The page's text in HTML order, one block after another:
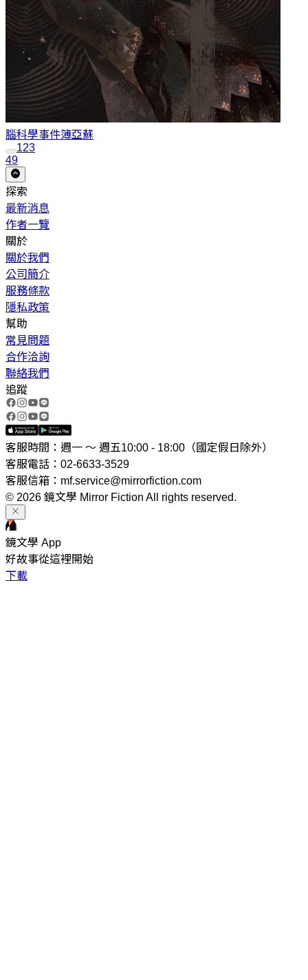
腦科學事件簿亞蘇
123
49
探索
最新消息
作者一覽
關於
關於我們
公司簡介
服務條款
隱私政策
幫助
常見問題
合作洽詢
聯絡我們
追蹤
客服時間：週一 ～ 週五10:00 - 18:00（國定假日除外）
客服電話：02-6633-3529
客服信箱：mf.service@mirrorfiction.com
© 2026 鏡文學 Mirror Fiction All rights reserved.
鏡文學 App
好故事從這裡開始
下載